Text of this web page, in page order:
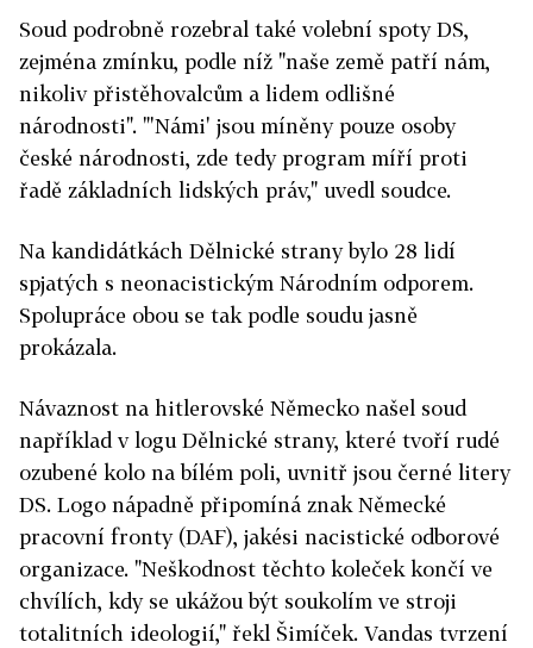
Soud podrobně rozebral také volební spoty DS,
zejména zmínku, podle níž "naše země patří nám,
nikoliv přistěhovalcům a lidem odlišné
národnosti". "'Námi' jsou míněny pouze osoby
české národnosti, zde tedy program míří proti
řadě základních lidských práv," uvedl soudce.
Na kandidátkách Dělnické strany bylo 28 lidí
spjatých s neonacistickým Národním odporem.
Spolupráce obou se tak podle soudu jasně
prokázala.
Návaznost na hitlerovské Německo našel soud
například v logu Dělnické strany, které tvoří rudé
ozubené kolo na bílém poli, uvnitř jsou černé litery
DS. Logo nápadně připomíná znak Německé
pracovní fronty (DAF), jakési nacistické odborové
organizace. "Neškodnost těchto koleček končí ve
chvílích, kdy se ukážou být soukolím ve stroji
totalitních ideologií," řekl Šimíček. Vandas tvrzení